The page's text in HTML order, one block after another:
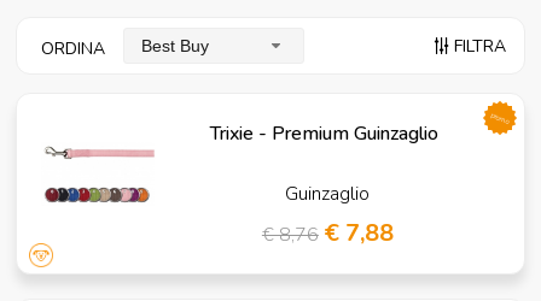
ORDINA Best Buy FILTRA
Trixie - Premium Guinzaglio
Guinzaglio
€ 8,76 € 7,88
promo